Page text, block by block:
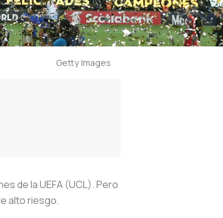
Getty Images
de la UEFA (UCL). Pero
alto riesgo.